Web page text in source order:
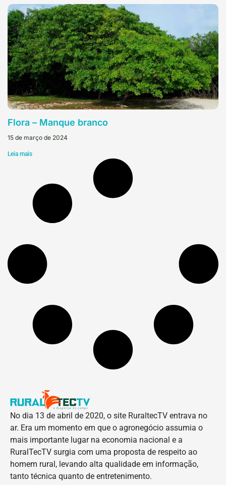
Flora – Manque branco
15 de março de 2024
Leia mais
No dia 13 de abril de 2020, o site RuraltecTV entrava no
ar. Era um momento em que o agronegócio assumia o
mais importante lugar na economia nacional e a
RuralTecTV surgia com uma proposta de respeito ao
homem rural, levando alta qualidade em informação,
tanto técnica quanto de entretenimento.